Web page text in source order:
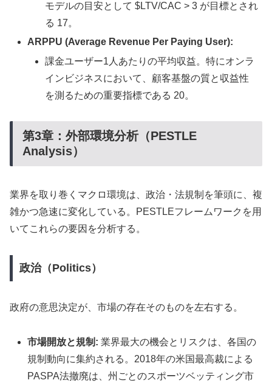
モデルの目安として $LTV/CAC > 3 が目標とされ
る 17。
ARPPU (Average Revenue Per Paying User):
課金ユーザー1人あたりの平均収益。特にオンラ
インビジネスにおいて、顧客基盤の質と収益性
を測るための重要指標である 20。
第3章：外部環境分析（PESTLE
Analysis）
業界を取り巻くマクロ環境は、政治・法規制を筆頭に、複
雑かつ急速に変化している。PESTLEフレームワークを用
いてこれらの要因を分析する。
政治（Politics）
政府の意思決定が、市場の存在そのものを左右する。
市場開放と規制: 業界最大の機会とリスクは、各国の
規制動向に集約される。2018年の米国最高裁による
PASPA法撤廃は、州ごとのスポーツベッティング市